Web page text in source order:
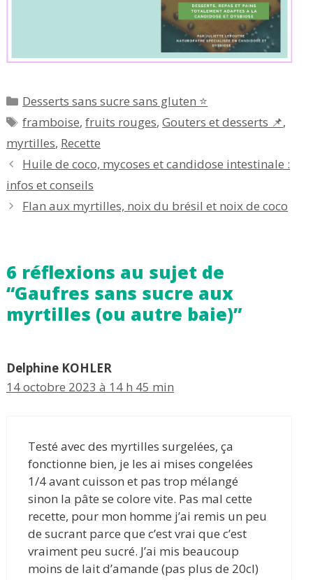
Catégories
Desserts sans sucre sans gluten ⭐
Étiquettes
framboise,fruits rouges,Gouters et desserts 📌,
myrtilles, Recette
Huile de coco, mycoses et candidose intestinale :
infos et conseils
Flan aux myrtilles, noix du brésil et noix de coco
6 réflexions au sujet de
“Gaufres sans sucre aux
myrtilles (ou autre baie)”
Delphine KOHLER
14 octobre 2023 à 14 h 45 min
Testé avec des myrtilles surgelées, ça
fonctionne bien, je les ai mises congelées
1/4 avant cuisson et pas trop mélangé
sinon la pâte se colore vite. Pas mal cette
recette, pour mon homme j’ai remis un peu
de sucrant parce que c’est vrai que c’est
vraiment peu sucré. J’ai mis beaucoup
moins de lait d’amande (pas plus de 20cl)